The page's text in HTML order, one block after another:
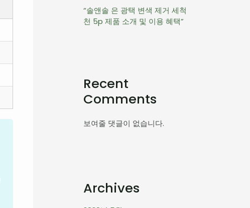
“솔앤솔 은 광택 변색 제거 세척
천 5p 제품 소개 및 이용 혜택”
Recent
Comments
보여줄 댓글이 없습니다.
Archives